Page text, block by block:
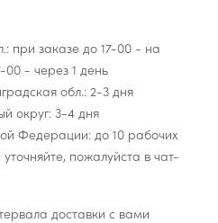
при заказе до 17-00 - на
00 - через 1 день
обл.: 2-3 дня
округ: 3-4 дня
Федерации: до 10 рабочих
пожалуйста в чат-
доставки с вами